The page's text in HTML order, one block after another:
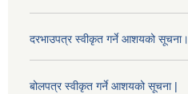
दरभाउपत्र स्वीकृत गर्ने आशयको सूचना।
बोलपत्र स्वीकृत गर्ने आशयको सूचना |